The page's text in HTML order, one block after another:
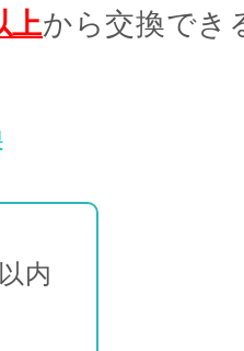
上から交換でき
以内